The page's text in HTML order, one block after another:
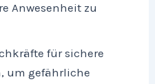
Anwesenheit zu
für sichere
um gefährliche